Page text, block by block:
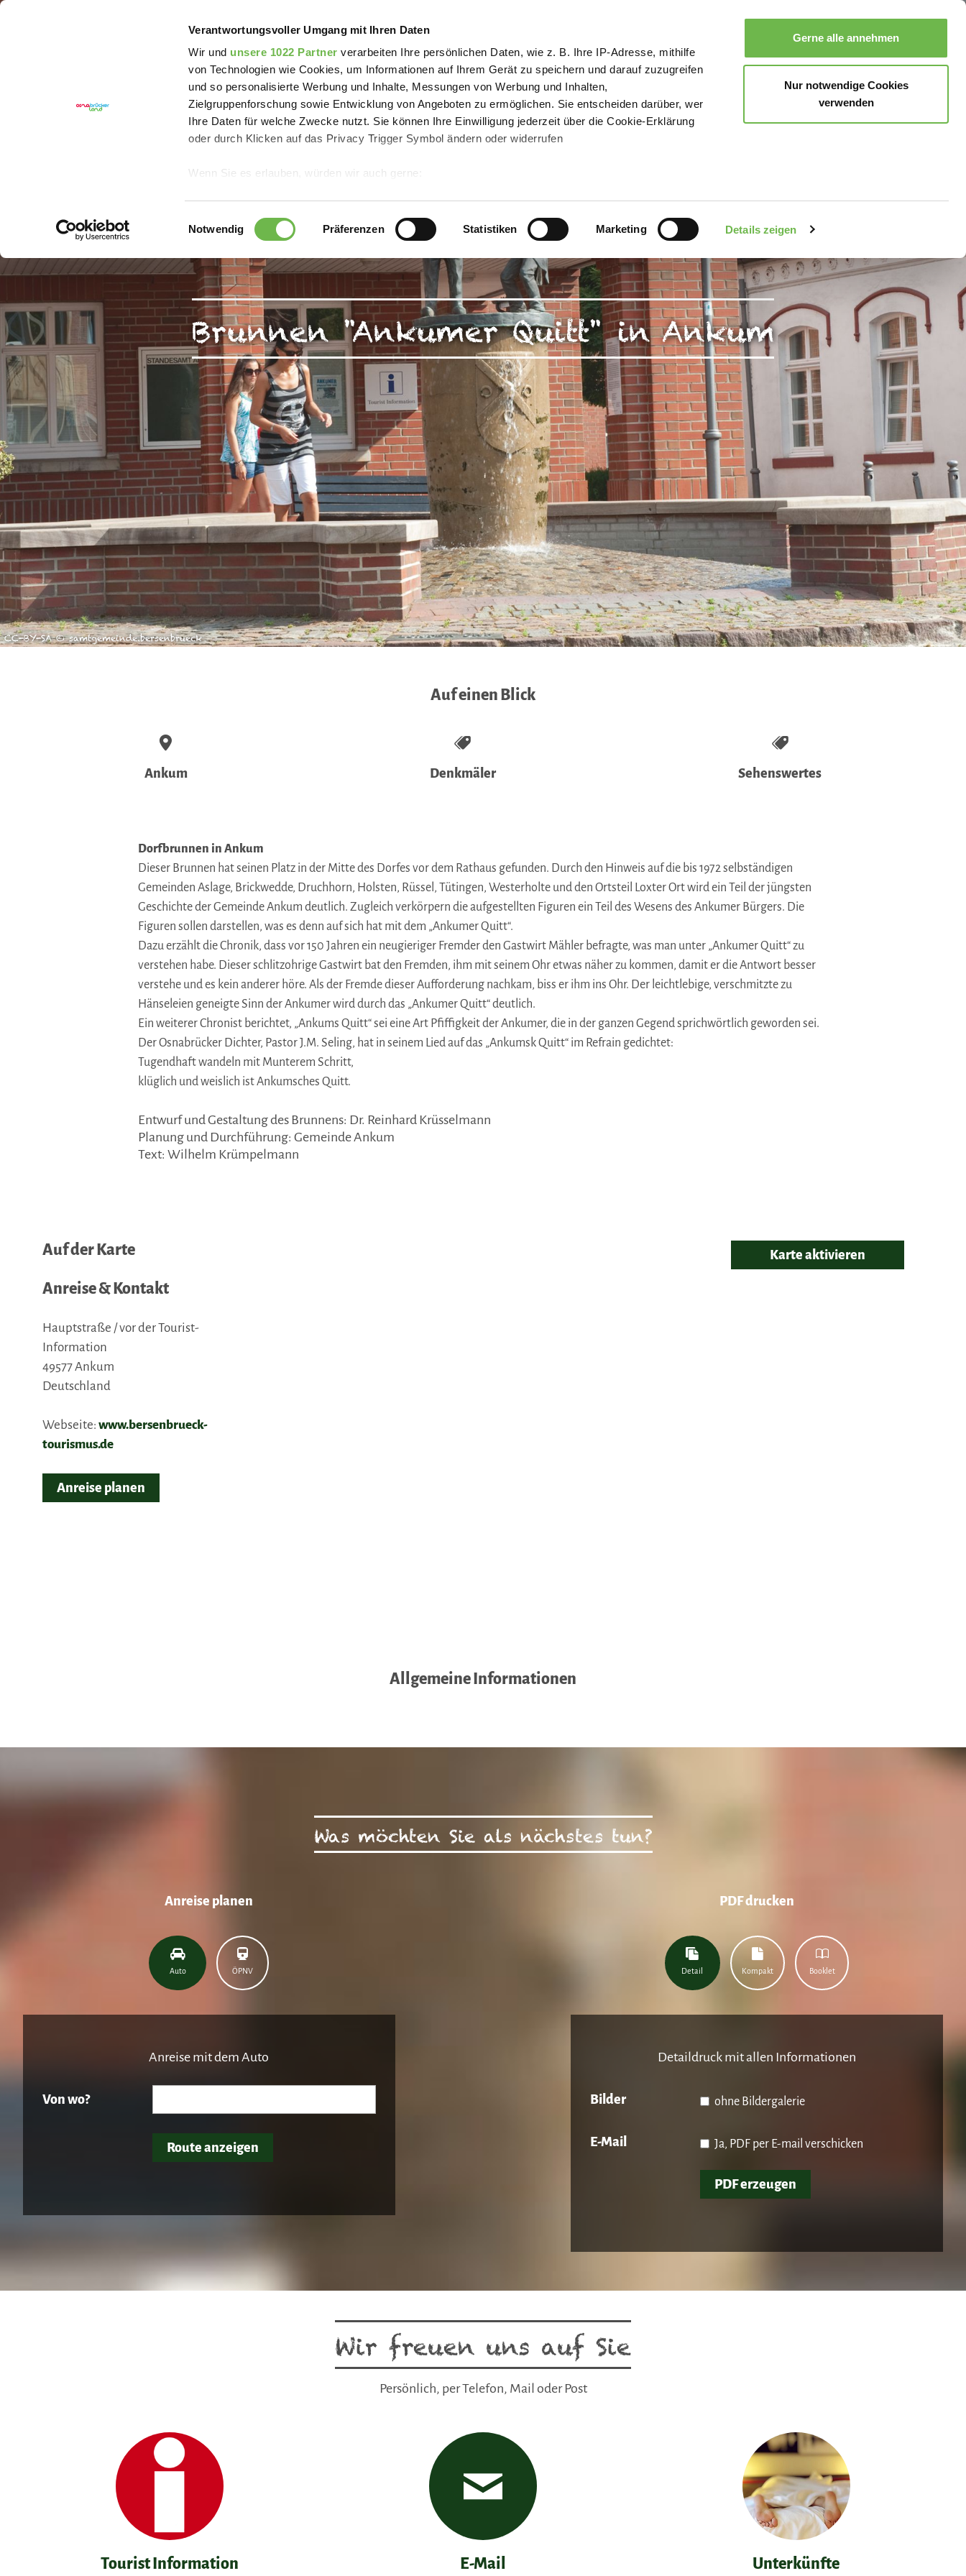
Verantwortungsvoller Umgang mit Ihren Daten
Wir und unsere 1022 Partner verarbeiten Ihre persönlichen Daten, wie z. B. Ihre IP-Adresse, mithilfe
von Technologien wie Cookies, um Informationen auf Ihrem Gerät zu speichern und darauf zuzugreifen
und so personalisierte Werbung und Inhalte, Messungen von Werbung und Inhalten,
Zielgruppenforschung sowie Entwicklung von Angeboten zu ermöglichen. Sie entscheiden darüber, wer
Ihre Daten für welche Zwecke nutzt. Sie können Ihre Einwilligung jederzeit über die Cookie-Erklärung
oder durch Klicken auf das Privacy Trigger Symbol ändern oder widerrufen
Wenn Sie es erlauben, würden wir auch gerne:
Ihr Gerät durch aktives Scannen nach bestimmten Merkmalen (Fingerprinting) identifizieren
Präferenzen im Abschnitt Einzelheiten fest.
Wir verwenden Cookies, um Inhalte und Anzeigen zu personalisieren, Funktionen für soziale Medien
anbieten zu können und die Zugriffe auf unsere Website zu analysieren.Danke, dass Sie uns in
unserer Arbeit unterstützen!
Hinweis auf Verarbeitung Ihrer auf dieser Webseite erhobenen Daten in den USA durch Google
und YouTube:Indem Sie auf "Gerne Alle annehmen" oder Präferenzen, Statistiken oder Marketing
ankreuzen und auf „Auswahl manuell festlegen“ klicken, willigen Sie zugleich gem. Art. 49 Abs. 1 S. 1 lit.
a DSGVO ein, dass Ihre Daten in den USA verarbeitet werden. Die USA werden vom Europäischen
Gerichtshof als ein Land mit einem nach EU-Standards unzureichendem Datenschutzniveau
eingeschätzt. Es besteht insbesondere das Risiko, dass Ihre Daten durch US-Behörden, zu Kontroll-
und zu Überwachungszwecken, möglicherweise auch ohne Rechtsbehelfsmöglichkeiten, verarbeitet
werden können. Wenn Sie auf "Auswahl manuell festlegen" klicken und keine der optionalen Boxen
(Präferenzen, Statistiken oder Marketing ausgewählt haben, findet die vorgehend beschriebene
Übermittlung nicht statt. Weitere Informationen erhalten Sie in unseren Datenschutzhinweisen.
Ausführlich informieren wir Sie darüber gerne hier:
Datenschutz|Impressum
Einwilligungsauswahl
Notwendig Präferenzen Statistiken Marketing Details zeigen
Gerne alle annehmen
Nur notwendige Cookies
verwenden
Suche Buchen Menü
Brunnen "Ankumer Quitt" in Ankum
CC-BY-SA © samtgemeinde.bersenbrueck
Auf einen Blick
Ankum Denkmäler Sehenswertes
Dorfbrunnen in Ankum
Dieser Brunnen hat seinen Platz in der Mitte des Dorfes vor dem Rathaus gefunden. Durch den Hinweis auf die bis 1972 selbständigen
Gemeinden Aslage, Brickwedde, Druchhorn, Holsten, Rüssel, Tütingen, Westerholte und den Ortsteil Loxter Ort wird ein Teil der jüngsten
Geschichte der Gemeinde Ankum deutlich. Zugleich verkörpern die aufgestellten Figuren ein Teil des Wesens des Ankumer Bürgers. Die
Figuren sollen darstellen, was es denn auf sich hat mit dem „Ankumer Quitt“.
Dazu erzählt die Chronik, dass vor 150 Jahren ein neugieriger Fremder den Gastwirt Mähler befragte, was man unter „Ankumer Quitt“ zu
verstehen habe. Dieser schlitzohrige Gastwirt bat den Fremden, ihm mit seinem Ohr etwas näher zu kommen, damit er die Antwort besser
verstehe und es kein anderer höre. Als der Fremde dieser Aufforderung nachkam, biss er ihm ins Ohr. Der leichtlebige, verschmitzte zu
Hänseleien geneigte Sinn der Ankumer wird durch das „Ankumer Quitt“ deutlich.
Ein weiterer Chronist berichtet, „Ankums Quitt“ sei eine Art Pfiffigkeit der Ankumer, die in der ganzen Gegend sprichwörtlich geworden sei.
Der Osnabrücker Dichter, Pastor J.M. Seling, hat in seinem Lied auf das „Ankumsk Quitt“ im Refrain gedichtet:
Tugendhaft wandeln mit Munterem Schritt,
klüglich und weislich ist Ankumsches Quitt.
Entwurf und Gestaltung des Brunnens: Dr. Reinhard Krüsselmann
Planung und Durchführung: Gemeinde Ankum
Text: Wilhelm Krümpelmann
Auf der Karte
Anreise & Kontakt
Hauptstraße / vor der Tourist-
Information
49577Ankum
Deutschland
Webseite: www.bersenbrueck-
tourismus.de
Anreise planen
Karte aktivieren
Allgemeine Informationen
Was möchten Sie als nächstes tun?
Anreise planen
Auto ÖPNV
Anreise mit dem Auto
Von wo?
Route anzeigen
PDF drucken
Detail Kompakt Booklet
Detaildruck mit allen Informationen
Bilder ohne Bildergalerie
E-Mail Ja, PDF per E-mail verschicken
PDF erzeugen
Wir freuen uns auf Sie
Persönlich, per Telefon, Mail oder Post
Tourist Information E-Mail Unterkünfte